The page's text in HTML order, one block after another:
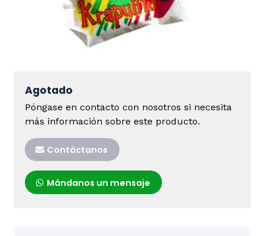
Agotado
Póngase en contacto con nosotros si necesita
más información sobre este producto.
Contáctanos
Mándanos un mensaje